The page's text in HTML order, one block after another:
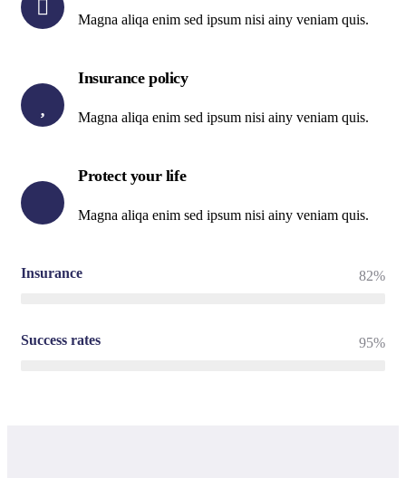
Magna aliqa enim sed ipsum nisi ainy veniam quis.
Insurance policy
Magna aliqa enim sed ipsum nisi ainy veniam quis.
Protect your life
Magna aliqa enim sed ipsum nisi ainy veniam quis.
Insurance 82%
Success rates 95%